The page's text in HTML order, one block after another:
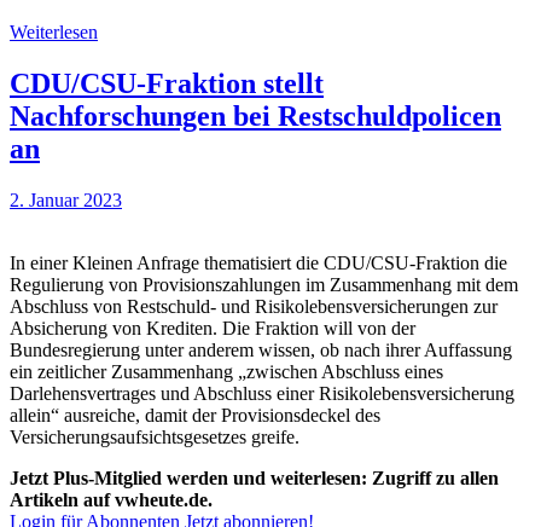
Weiterlesen
CDU/CSU-Fraktion stellt
Nachforschungen bei Restschuldpolicen
an
2. Januar 2023
In einer Kleinen Anfrage thematisiert die CDU/CSU-Fraktion die
Regulierung von Provisionszahlungen im Zusammenhang mit dem
Abschluss von Restschuld- und Risikolebensversicherungen zur
Absicherung von Krediten. Die Fraktion will von der
Bundesregierung unter anderem wissen, ob nach ihrer Auffassung
ein zeitlicher Zusammenhang „zwischen Abschluss eines
Darlehensvertrages und Abschluss einer Risikolebensversicherung
allein“ ausreiche, damit der Provisionsdeckel des
Versicherungsaufsichtsgesetzes greife.
Jetzt Plus-Mitglied werden und weiterlesen: Zugriff zu allen
Artikeln auf vwheute.de.
Login für Abonnenten Jetzt abonnieren!